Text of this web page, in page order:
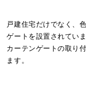
戸建住宅だけでなく、
ゲートを設置されていま
カーテンゲートの取り
ます。